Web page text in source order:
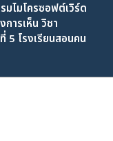
มไมโครซอฟต์เวิร์ด
ารเห็น วิชา
5 โรงเรียนสอนคน